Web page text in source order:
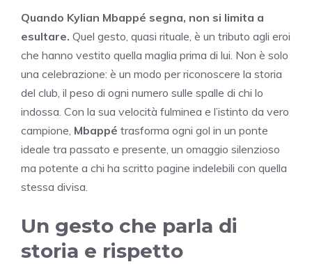
Quando Kylian Mbappé segna, non si limita a
esultare. Quel gesto, quasi rituale, è un tributo agli eroi
che hanno vestito quella maglia prima di lui. Non è solo
una celebrazione: è un modo per riconoscere la storia
del club, il peso di ogni numero sulle spalle di chi lo
indossa. Con la sua velocità fulminea e l’istinto da vero
campione, Mbappé trasforma ogni gol in un ponte
ideale tra passato e presente, un omaggio silenzioso
ma potente a chi ha scritto pagine indelebili con quella
stessa divisa.
Un gesto che parla di
storia e rispetto